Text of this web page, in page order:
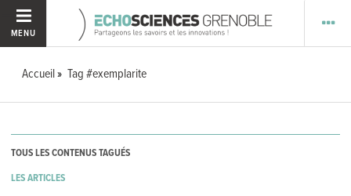
MENU
Accueil Tag #exemplarite
TOUS LES CONTENUS TAGUÉS
LES ARTICLES